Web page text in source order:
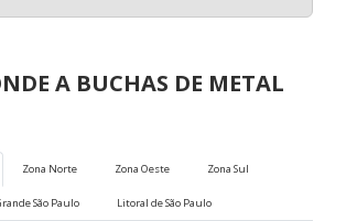
A BUCHAS DE METAL
Zona Norte Zona Oeste Zona Sul
São Paulo Litoral de São Paulo